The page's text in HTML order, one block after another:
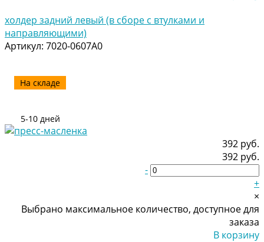
холдер задний левый (в сборе с втулками и
направляющими)
Артикул: 7020-0607A0
На складе
5-10 дней
392 руб.
392 руб.
-
+
×
Выбрано максимальное количество, доступное для
заказа
В корзину